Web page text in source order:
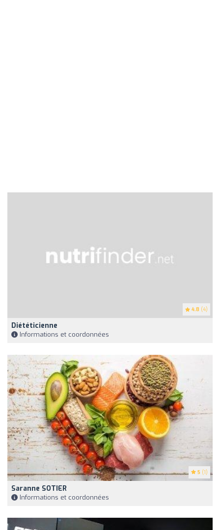
4.8 (4)
Diététicienne
Informations et coordonnées
5 (1)
Saranne SOTIER
Informations et coordonnées